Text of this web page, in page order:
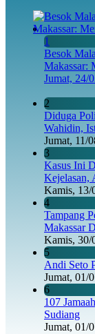
1
Besok
Makassar:
Jumat, 24/
2
Diduga
Wahidin,
Jumat, 11/
3
Kasus Ini
Kejelasan,
Kamis, 13/
4
Tampang
Makassar
Kamis, 30/
5
Andi Seto
Jumat, 01/
6
107
Sudiang
Jumat, 01/